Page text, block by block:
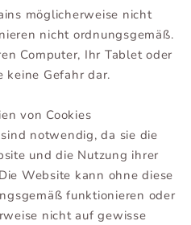
möglicherweise nicht
nicht ordnungsgemäß.
Computer, Ihr Tablet oder
keine Gefahr dar.
von Cookies
sind notwendig, da sie die
und die Nutzung ihrer
Website kann ohne diese
funktionieren oder
nicht auf gewisse